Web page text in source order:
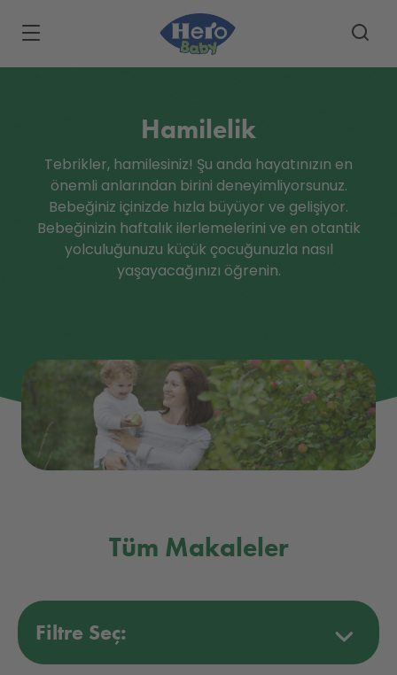
Skip to main content
Hamilelik
Tebrikler, hamilesiniz! Şu anda hayatınızın en
önemli anlarından birini deneyimliyorsunuz.
Bebeğiniz içinizde hızla büyüyor ve gelişiyor.
Bebeğinizin haftalık ilerlemelerini ve en otantik
yolculuğunuzu küçük çocuğunuzla nasıl
yaşayacağınızı öğrenin.
Tüm Makaleler
Filtre Seç: